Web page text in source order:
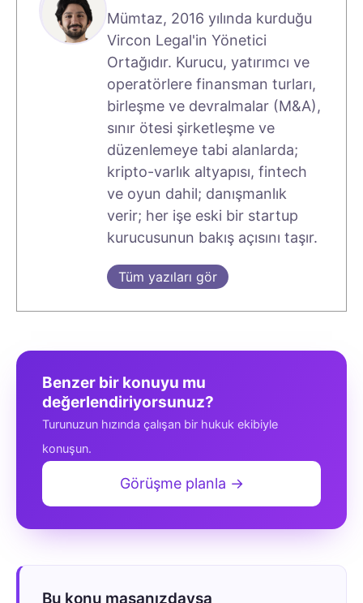
Mümtaz, 2016 yılında kurduğu
Vircon Legal'in Yönetici
Ortağıdır. Kurucu, yatırımcı ve
operatörlere finansman turları,
birleşme ve devralmalar (M&A),
sınır ötesi şirketleşme ve
düzenlemeye tabi alanlarda;
kripto-varlık altyapısı, fintech
ve oyun dahil; danışmanlık
verir; her işe eski bir startup
kurucusunun bakış açısını taşır.
Tüm yazıları gör
Benzer bir konuyu mu
değerlendiriyorsunuz?
Turunuzun hızında çalışan bir hukuk ekibiyle
konuşun.
Görüşme planla →
Bu konu masanızdaysa